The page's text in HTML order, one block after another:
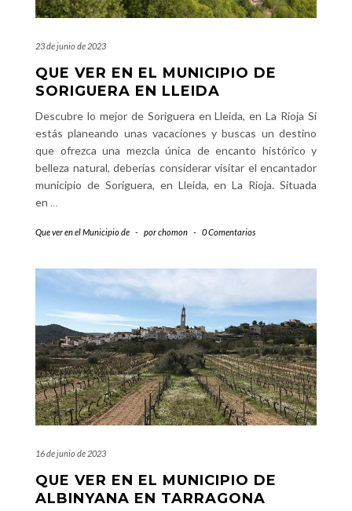
23 de junio de 2023
QUE VER EN EL MUNICIPIO DE
SORIGUERA EN LLEIDA
Descubre lo mejor de Soriguera en Lleida, en La Rioja Si
estás planeando unas vacaciones y buscas un destino
que ofrezca una mezcla única de encanto histórico y
belleza natural, deberías considerar visitar el encantador
municipio de Soriguera, en Lleida, en La Rioja. Situada
en …
Que ver en el Municipio de - porchomon - 0 Comentarios
16 de junio de 2023
QUE VER EN EL MUNICIPIO DE
ALBINYANA EN TARRAGONA